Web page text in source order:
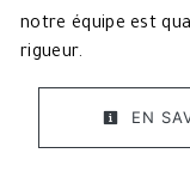
notre équipe est
rigueur.
EN